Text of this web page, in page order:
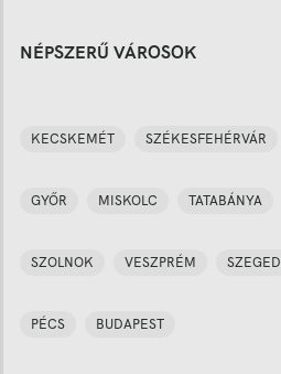
NÉPSZERŰ VÁROSOK
KECSKEMÉT SZÉKESFEHÉRVÁR
GYŐR MISKOLC TATABÁNYA
SZOLNOK VESZPRÉM SZEGED
PÉCS BUDAPEST